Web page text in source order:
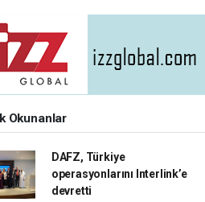
Okunanlar
DAFZ, Türkiye
operasyonlarını Interlink’e
devretti